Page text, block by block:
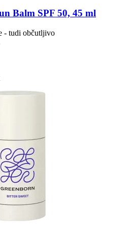
Balm SPF 50, 45 ml
- tudi občutljivo